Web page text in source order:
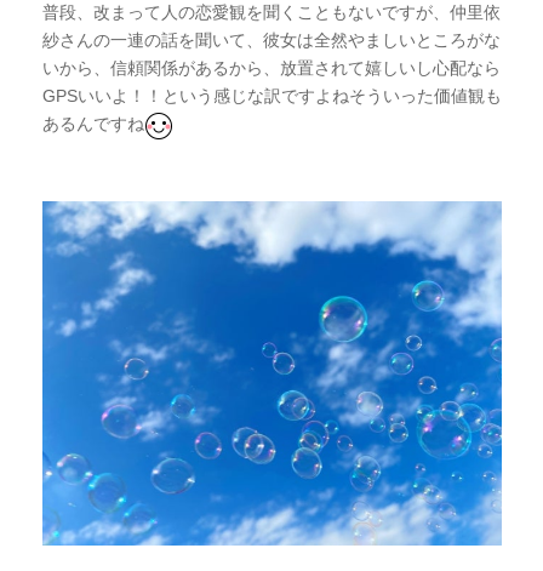
普段、改まって人の恋愛観を聞くこともないですが、仲里依
紗さんの一連の話を聞いて、彼女は全然やましいところがな
いから、信頼関係があるから、放置されて嬉しいし心配なら
GPSいいよ！！という感じな訳ですよねそういった価値観も
あるんですね